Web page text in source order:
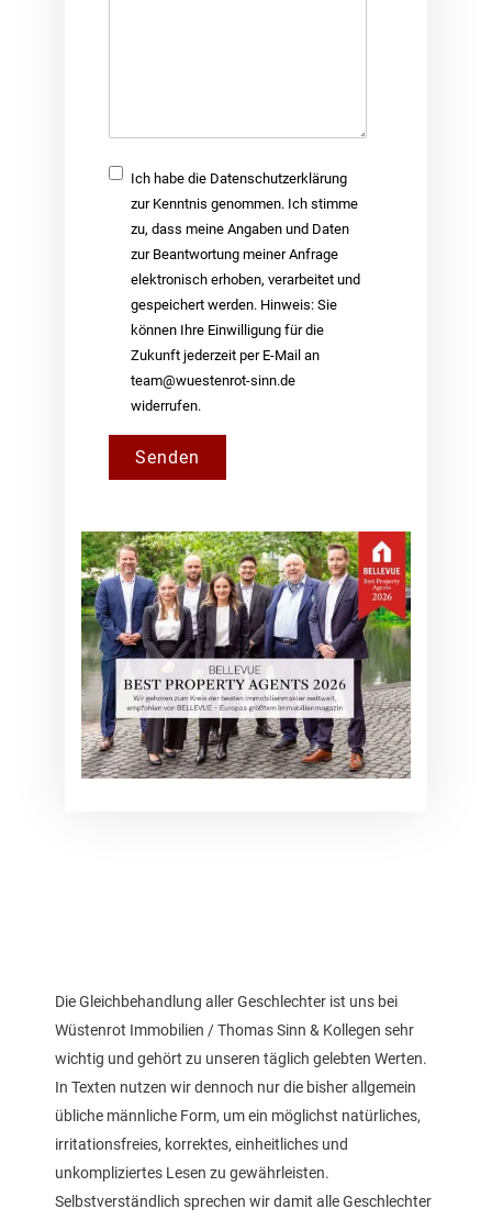
Checkbox
Ich habe die Datenschutzerklärung
zur Kenntnis genommen. Ich stimme
zu, dass meine Angaben und Daten
zur Beantwortung meiner Anfrage
elektronisch erhoben, verarbeitet und
gespeichert werden. Hinweis: Sie
können Ihre Einwilligung für die
Zukunft jederzeit per E-Mail an
team@wuestenrot-sinn.de
widerrufen.
Die Gleichbehandlung aller Geschlechter ist uns bei
Wüstenrot Immobilien / Thomas Sinn & Kollegen sehr
wichtig und gehört zu unseren täglich gelebten Werten.
In Texten nutzen wir dennoch nur die bisher allgemein
übliche männliche Form, um ein möglichst natürliches,
irritationsfreies, korrektes, einheitliches und
unkompliziertes Lesen zu gewährleisten.
Selbstverständlich sprechen wir damit alle Geschlechter